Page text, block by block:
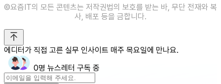
©️요즘IT의 모든 콘텐츠는 저작권법의 보호를 받는 바, 무단 전재와 복
사, 배포 등을 금합니다.
에디터가 직접 고른 실무 인사이트 매주 목요일에 만나요.
0명 뉴스레터 구독 중